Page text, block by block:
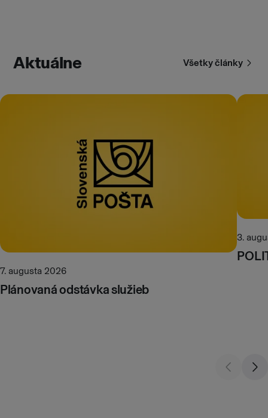
Aktuálne Všetky články
7. augusta 2026
Plánovaná odstávka služieb
3.